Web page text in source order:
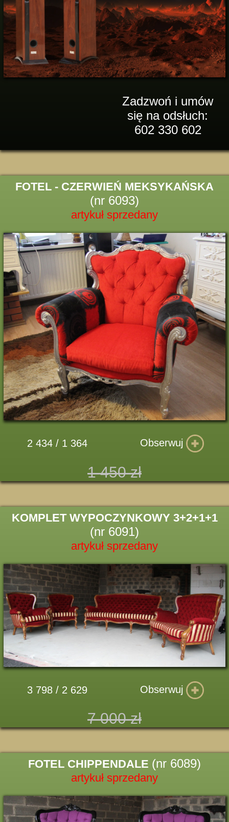
Zadzwoń i umów
się na odsłuch:
602 330 602
FOTEL - CZERWIEŃ MEKSYKAŃSKA
(nr 6093)
artykuł sprzedany
2 434 / 1 364 Obserwuj
1 450 zł
KOMPLET WYPOCZYNKOWY 3+2+1+1
(nr 6091)
artykuł sprzedany
3 798 / 2 629 Obserwuj
7 000 zł
FOTEL CHIPPENDALE (nr 6089)
artykuł sprzedany